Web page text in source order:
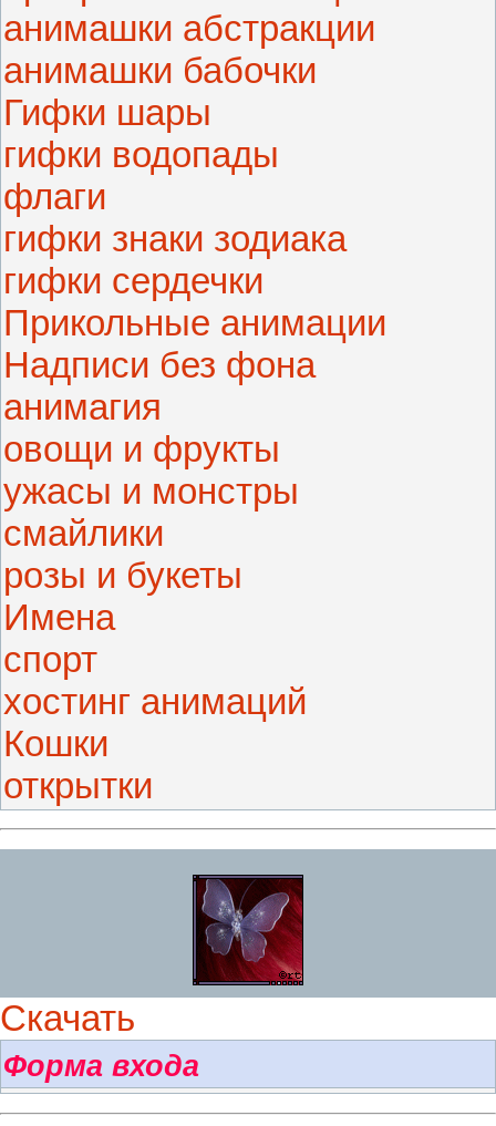
анимашки абстракции
анимашки бабочки
Гифки шары
гифки водопады
флаги
гифки знаки зодиака
гифки сердечки
Прикольные анимации
Надписи без фона
анимагия
овощи и фрукты
ужасы и монстры
смайлики
розы и букеты
Имена
спорт
хостинг анимаций
Кошки
открытки
Скачать
Форма входа